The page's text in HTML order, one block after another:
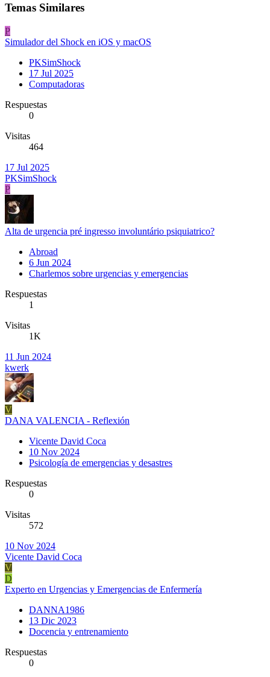
Temas Similares
P
Simulador del Shock en iOS y macOS
PKSimShock
17 Jul 2025
Computadoras
Respuestas
0
Visitas
464
17 Jul 2025
PKSimShock
P
Alta de urgencia pré ingresso involuntário psiquiatrico?
Abroad
6 Jun 2024
Charlemos sobre urgencias y emergencias
Respuestas
1
Visitas
1K
11 Jun 2024
kwerk
V
DANA VALENCIA - Reflexión
Vicente David Coca
10 Nov 2024
Psicología de emergencias y desastres
Respuestas
0
Visitas
572
10 Nov 2024
Vicente David Coca
V
D
Experto en Urgencias y Emergencias de Enfermería
DANNA1986
13 Dic 2023
Docencia y entrenamiento
Respuestas
0